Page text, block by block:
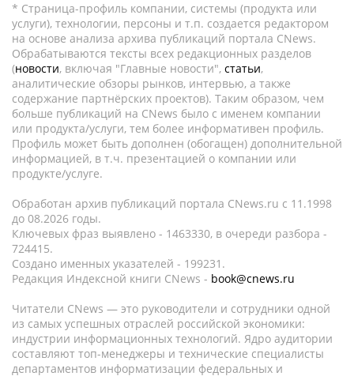
* Страница-профиль компании, системы (продукта или
услуги), технологии, персоны и т.п. создается редактором
на основе анализа архива публикаций портала CNews.
Обрабатываются тексты всех редакционных разделов
(новости, включая "Главные новости", статьи,
аналитические обзоры рынков, интервью, а также
содержание партнёрских проектов). Таким образом, чем
больше публикаций на CNews было с именем компании
или продукта/услуги, тем более информативен профиль.
Профиль может быть дополнен (обогащен) дополнительной
информацией, в т.ч. презентацией о компании или
продукте/услуге.
Обработан архив публикаций портала CNews.ru c 11.1998
до 08.2026 годы.
Ключевых фраз выявлено - 1463330, в очереди разбора -
724415.
Создано именных указателей - 199231.
Редакция Индексной книги CNews - book@cnews.ru
Читатели CNews — это руководители и сотрудники одной
из самых успешных отраслей российской экономики:
индустрии информационных технологий. Ядро аудитории
составляют топ-менеджеры и технические специалисты
департаментов информатизации федеральных и